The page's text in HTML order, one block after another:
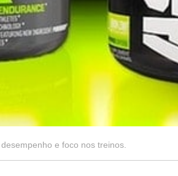
e foco nos treinos.